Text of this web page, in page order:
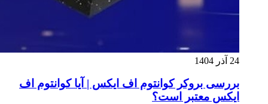
24 آذر 1404
بررسی بروکر کوانتوم اف ایکس | آیا کوانتوم اف
ایکس معتبر است؟